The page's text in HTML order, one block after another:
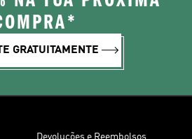
GRATUITAMENTE
Devoluções e Reembolsos